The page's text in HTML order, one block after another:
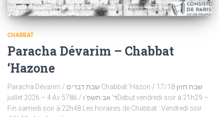
CHABBAT
Paracha Dévarim – Chabbat
‘Hazone
Paracha Dévarim / שבת דברים Chabbat ‘Hazon / שבת חזון 17/18
juillet 2026 – 4 Av 5786 / ד’ אב תשפ’וDébut vendredi soir à 21h29 –
Fin samedi soir à 22h48 Les horaires de Chabbat : Vendredi soir